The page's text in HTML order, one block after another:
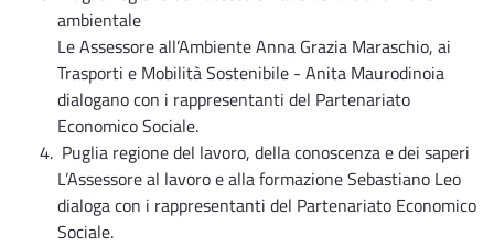
ambientale
Le Assessore all’Ambiente Anna Grazia Maraschio, ai
Trasporti e Mobilità Sostenibile - Anita Maurodinoia
dialogano con i rappresentanti del Partenariato
Economico Sociale.
Puglia regione del lavoro, della conoscenza e dei saperi
L’Assessore al lavoro e alla formazione Sebastiano Leo
dialoga con i rappresentanti del Partenariato Economico
Sociale.